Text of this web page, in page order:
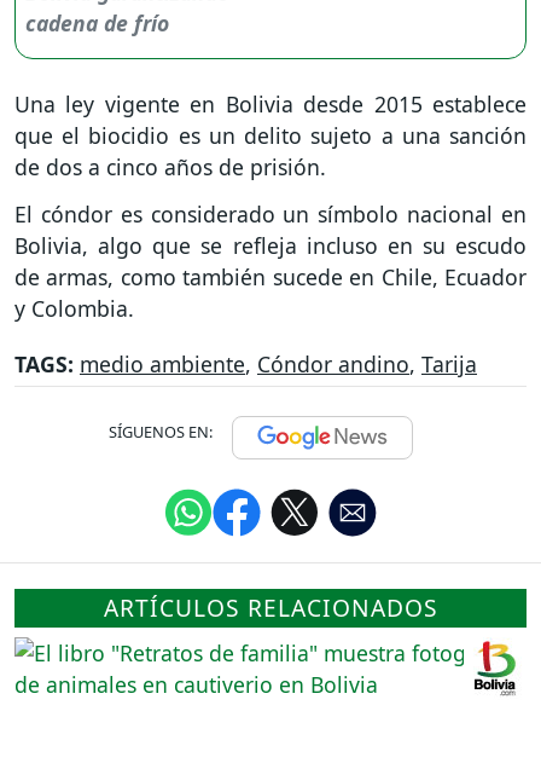
Una ley vigente en Bolivia desde 2015 establece
que el biocidio es un delito sujeto a una sanción
de dos a cinco años de prisión.
El cóndor es considerado un símbolo nacional en
Bolivia, algo que se refleja incluso en su escudo
de armas, como también sucede en Chile, Ecuador
y Colombia.
TAGS: medio ambiente, Cóndor andino, Tarija
SÍGUENOS EN:
ARTÍCULOS RELACIONADOS